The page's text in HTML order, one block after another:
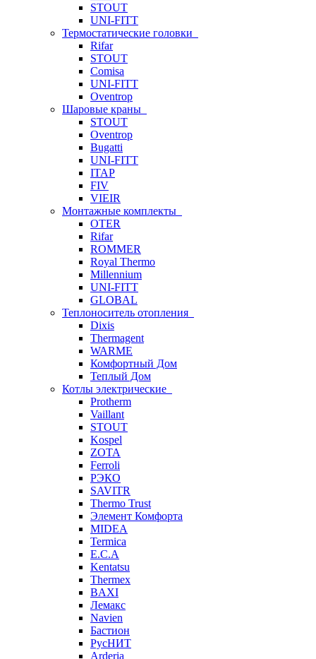
STOUT
UNI-FITT
Термостатические головки
Rifar
STOUT
Comisa
UNI-FITT
Oventrop
Шаровые краны
STOUT
Oventrop
Bugatti
UNI-FITT
ITAP
FIV
VIEIR
Монтажные комплекты
OTER
Rifar
ROMMER
Royal Thermo
Millennium
UNI-FITT
GLOBAL
Теплоноситель отопления
Dixis
Thermagent
WARME
Комфортный Дом
Теплый Дом
Котлы электрические
Protherm
Vaillant
STOUT
Kospel
ZOTA
Ferroli
РЭКО
SAVITR
Thermo Trust
Элемент Комфорта
MIDEA
Termica
E.C.A
Kentatsu
Thermex
BAXI
Лемакс
Navien
Бастион
РусНИТ
Arderia